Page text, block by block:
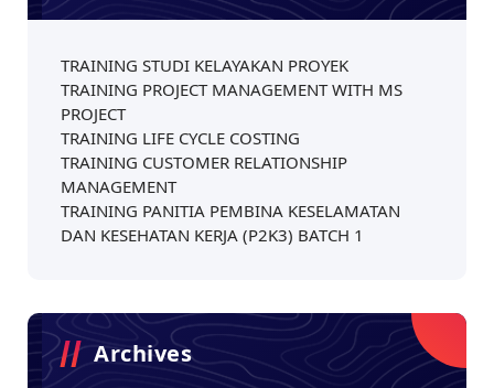
TRAINING STUDI KELAYAKAN PROYEK
TRAINING PROJECT MANAGEMENT WITH MS
PROJECT
TRAINING LIFE CYCLE COSTING
TRAINING CUSTOMER RELATIONSHIP
MANAGEMENT
TRAINING PANITIA PEMBINA KESELAMATAN
DAN KESEHATAN KERJA (P2K3) BATCH 1
Archives